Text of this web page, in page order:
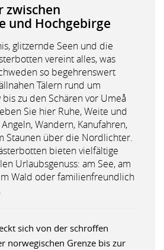
zwischen
und Hochgebirge
glitzernde Seen und die
vereint alles, was
so begehrenswert
Tälern rund um
bis zu den Schären vor Umeå
Sie hier Ruhe, Weite und
Wandern, Kanufahren,
Staunen über die Nordlichter.
bieten vielfältige
Urlaubsgenuss: am See, am
Wald oder familienfreundlich
sich von der schroffen
norwegischen Grenze bis zur